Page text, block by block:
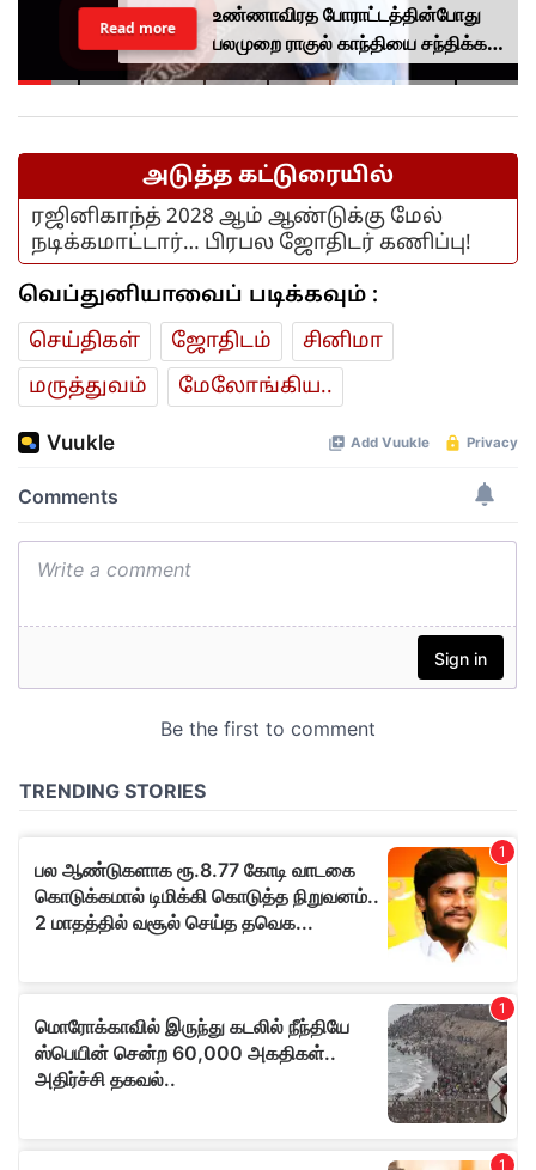
உண்ணாவிரத போராட்டத்தின்போது
பலமுறை ராகுல் காந்தியை சந்திக்க
முயன்றாரா சோனம் வாங்சுக்
Read more
அடுத்த கட்டுரையில்
ரஜினிகாந்த் 2028 ஆம் ஆண்டுக்கு மேல்
நடிக்கமாட்டார்… பிரபல ஜோதிடர் கணிப்பு!
வெப்துனியாவைப் படிக்கவும் :
செய்திகள் ஜோ‌திட‌ம்
சினிமா
மரு‌த்துவ‌ம்
மேலோங்கிய..